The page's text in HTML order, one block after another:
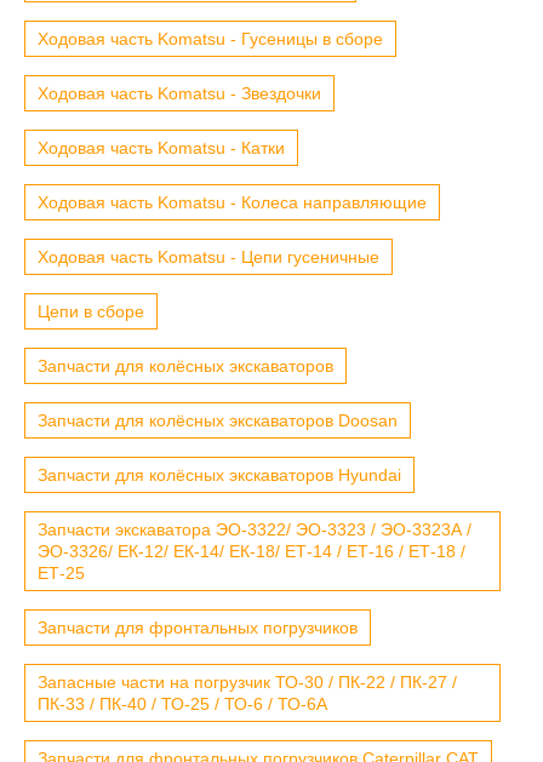
Ходовая часть Komatsu - Гусеницы в сборе
Ходовая часть Komatsu - Звездочки
Ходовая часть Komatsu - Катки
Ходовая часть Komatsu - Колеса направляющие
Ходовая часть Komatsu - Цепи гусеничные
Цепи в сборе
Запчасти для колёсных экскаваторов
Запчасти для колёсных экскаваторов Doosan
Запчасти для колёсных экскаваторов Hyundai
Запчасти экскаватора ЭО-3322/ ЭО-3323 / ЭО-3323А /
ЭО-3326/ ЕК-12/ ЕК-14/ ЕК-18/ ЕТ-14 / ЕТ-16 / ЕТ-18 /
ЕТ-25
Запчасти для фронтальных погрузчиков
Запасные части на погрузчик ТО-30 / ПК-22 / ПК-27 /
ПК-33 / ПК-40 / ТО-25 / ТО-6 / ТО-6А
Запчасти для фронтальных погрузчиков Caterpillar CAT